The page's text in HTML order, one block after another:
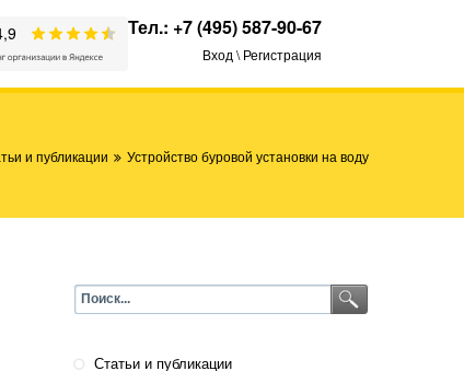
Тел.: +7 (495) 587-90-67
Вход \ Регистрация
и публикации Устройство буровой установки на воду
Статьи и публикации